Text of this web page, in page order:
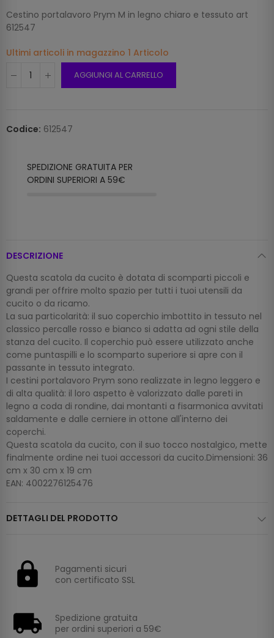
Cestino portalavoro Prym M in legno chiaro e tessuto art
612547
Ultimi articoli in magazzino 1 Articolo
AGGIUNGI AL CARRELLO
Codice: 612547
SPEDIZIONE GRATUITA PER
ORDINI SUPERIORI A 59€
DESCRIZIONE
Questa scatola da cucito è dotata di scomparti piccoli e
grandi per offrire molto spazio per tutti i tuoi utensili da
cucito o da ricamo.
La sua particolarità: il suo coperchio imbottito in tessuto nel
classico percalle rosso e bianco si adatta ad ogni stile della
stanza del cucito. Il coperchio può essere utilizzato anche
come puntaspilli e lo scomparto superiore si apre con il
passante in tessuto integrato.
I cestini portalavoro Prym sono realizzate in legno leggero e
di alta qualità: il loro aspetto è valorizzato dalle pareti in
legno a coda di rondine, dai montanti a fisarmonica avvitati
saldamente e dalle cerniere in ottone all'interno dei
coperchi.
Questa scatola da cucito, con il suo tocco nostalgico, mette
finalmente ordine nei tuoi accessori da cucito.Dimensioni: 36
cm x 30 cm x 19 cm
EAN: 4002276125476
DETTAGLI DEL PRODOTTO
Pagamenti sicuri
con certificato SSL
Spedizione gratuita
per ordini superiori a 59€